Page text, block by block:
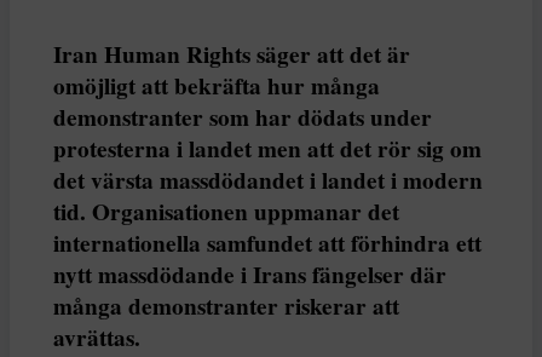
Iran Human Rights säger att det är
omöjligt att bekräfta hur många
demonstranter som har dödats under
protesterna i landet men att det rör sig om
det värsta massdödandet i landet i modern
tid. Organisationen uppmanar det
internationella samfundet att förhindra ett
nytt massdödande i Irans fängelser där
många demonstranter riskerar att
avrättas.